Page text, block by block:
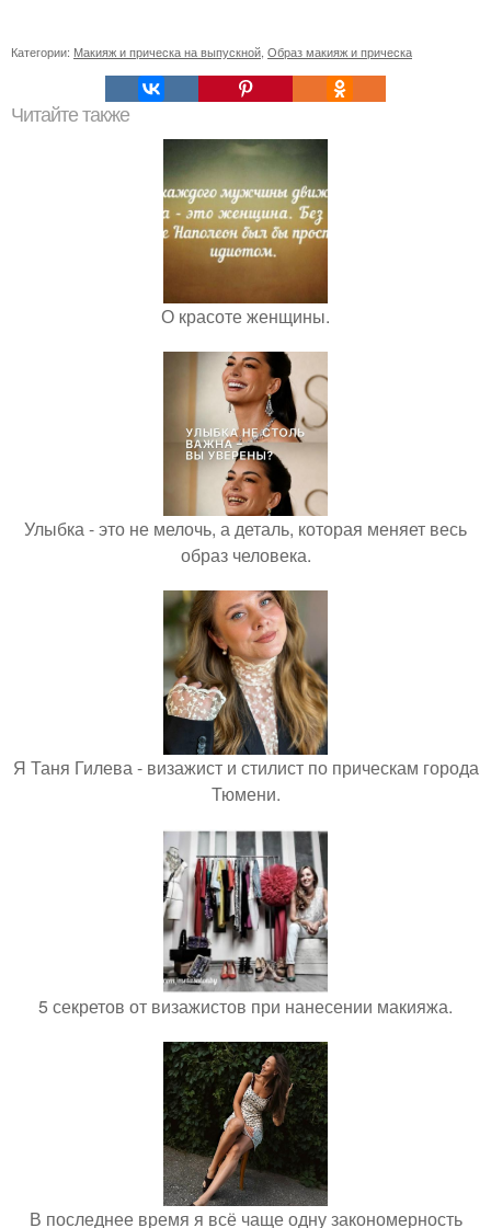
Категории: Макияж и прическа на выпускной Образ макияж и прическа
Читайте также
О красоте женщины.
Улыбка - это не мелочь, а деталь, которая меняет весь
образ человека.
Я Таня Гилева - визажист и стилист по прическам города
Тюмени.
5 секретов от визажистов при нанесении макияжа.
В последнее время я всё чаще одну закономерность